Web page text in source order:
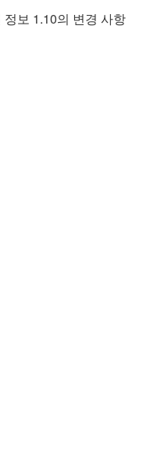
보 1.10의 변경 사항